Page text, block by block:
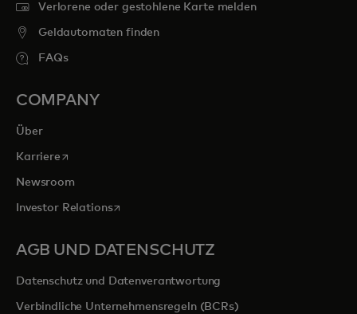
Verlorene oder gestohlene Karte melden
Geldautomaten finden
FAQs
COMPANY
Über
Karrierewird in einer neuen Registerkarte geöffnet
Newsroom
Investor Relationswird in einer neuen Registerkarte geöffnet
AGB UND DATENSCHUTZ
Datenschutz und Datenverantwortung
Verbindliche Unternehmensregeln (BCRs)